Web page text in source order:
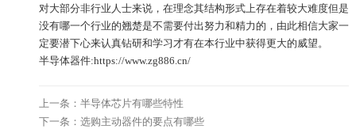
对大部分非行业人士来说，在理念其结构形式上存在着较大难度但是
没有哪一个行业的翘楚是不需要付出努力和精力的，由此相信大家一
定要潜下心来认真钻研和学习才有在本行业中获得更大的威望。
半导体器件:https://www.zg886.cn/
上一条：半导体芯片有哪些特性
下一条：选购主动器件的要点有哪些